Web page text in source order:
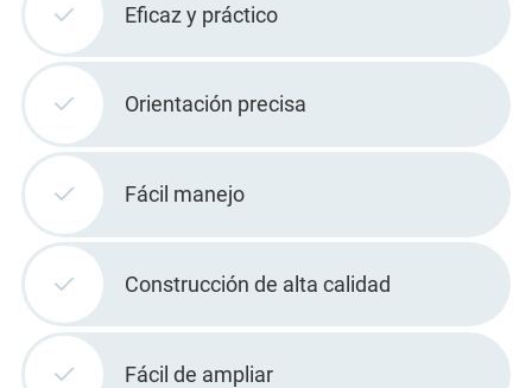
Eficaz y práctico
Orientación precisa
Fácil manejo
Construcción de alta calidad
Fácil de ampliar